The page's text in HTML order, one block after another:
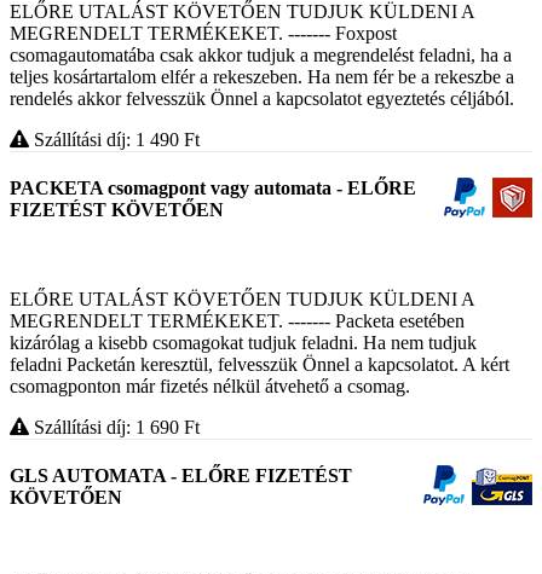
ELŐRE UTALÁST KÖVETŐEN TUDJUK KÜLDENI A
MEGRENDELT TERMÉKEKET. ------- Foxpost
csomagautomatába csak akkor tudjuk a megrendelést feladni, ha a
teljes kosártartalom elfér a rekeszeben. Ha nem fér be a rekeszbe a
rendelés akkor felvesszük Önnel a kapcsolatot egyeztetés céljából.
Szállítási díj: 1 490 Ft
PACKETA csomagpont vagy automata - ELŐRE
FIZETÉST KÖVETŐEN
ELŐRE UTALÁST KÖVETŐEN TUDJUK KÜLDENI A
MEGRENDELT TERMÉKEKET. ------- Packeta esetében
kizárólag a kisebb csomagokat tudjuk feladni. Ha nem tudjuk
feladni Packetán keresztül, felvesszük Önnel a kapcsolatot. A kért
csomagponton már fizetés nélkül átvehető a csomag.
Szállítási díj: 1 690 Ft
GLS AUTOMATA - ELŐRE FIZETÉST
KÖVETŐEN